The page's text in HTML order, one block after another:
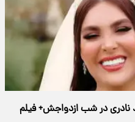
نادری در شب ازدواجش+ فیلم